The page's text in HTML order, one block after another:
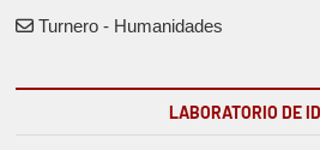
Turnero - Humanidades
LABORATORIO DE